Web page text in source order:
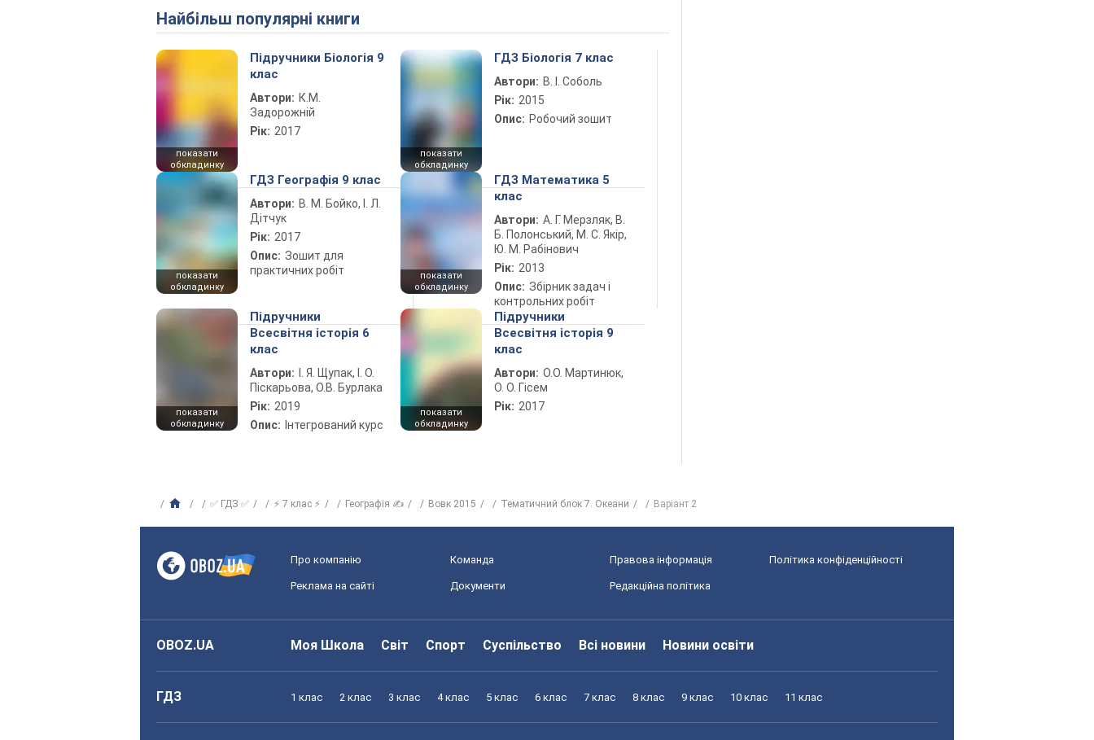
Найбільш популярні книги
показати
обкладинку
Підручники Біологія 9
клас
Автори: К.М.
Задорожній
Рік: 2017
показати
обкладинку
ГДЗ Біологія 7 клас
Автори: В. І. Соболь
Рік: 2015
Опис: Робочий зошит
показати
обкладинку
ГДЗ Географія 9 клас
Автори: В. М. Бойко, І. Л.
Дітчук
Рік: 2017
Опис: Зошит для
практичних робіт
показати
обкладинку
ГДЗ Математика 5
клас
Автори: А. Г. Мерзляк, В.
Б. Полонський, М. С. Якір,
Ю. М. Рабінович
Рік: 2013
Опис: Збірник задач і
контрольних робіт
показати
обкладинку
Підручники
Всесвітня історія 6
клас
Автори:
І. Я. Щупак, І. О.
Піскарьова, О.В. Бурлака
Рік: 2019
Опис: Інтегрований курс
показати
обкладинку
Підручники
Всесвітня історія 9
клас
Автори: О.О. Мартинюк,
О. О. Гісем
Рік: 2017
✅ ГДЗ ✅ ⚡ 7 клас ⚡ Географія ✍ Вовк 2015 Тематичний блок 7. Океани Варіант 2
Про компанію Команда Правова інформація Політика конфіденційності
Реклама на сайті Документи Редакційна політика
OBOZ.UA Моя Школа Світ Спорт Суспільство Всі новини Новини освіти
ГДЗ 1 клас 2 клас 3 клас 4 клас 5 клас 6 клас 7 клас 8 клас 9 клас 10 клас 11 клас